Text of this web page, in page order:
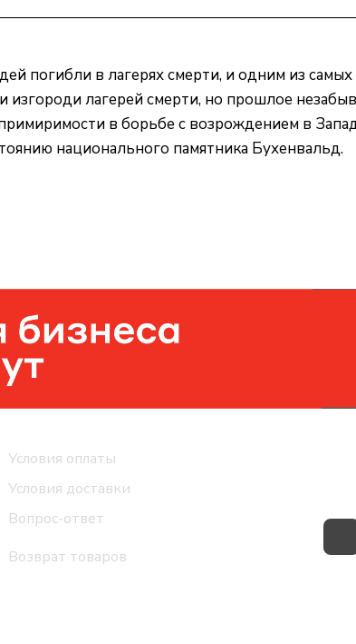
погибли в лагерях смерти, и одним из
лагерей смерти, но прошлое
в борьбе с возрождением в
национального памятника Бухенвальд.
Условия оплаты
Условия доставки
Вопрос-ответ
Возврат товаров